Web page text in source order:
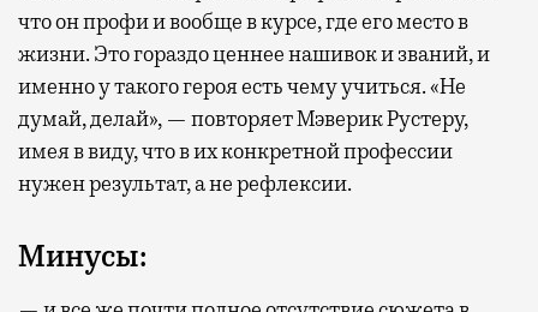
что он профи и вообще в курсе, где его место в
жизни. Это гораздо ценнее нашивок и званий, и
именно у такого героя есть чему учиться. «Не
думай, делай», — повторяет Мэверик Рустеру,
имея в виду, что в их конкретной профессии
нужен результат, а не рефлексии.
Минусы: